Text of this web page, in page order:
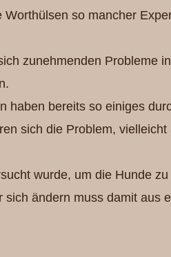
Worthülsen so mancher
zunehmenden Probleme
haben bereits so einiges
sich die Problem,
wurde, um die Hunde
sich ändern muss damit aus